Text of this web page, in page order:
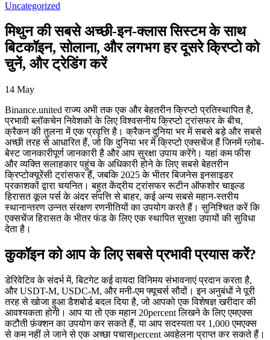
Uncategorized
मिथुन की सबसे अच्छी-इन-क्लास सिस्टम के साथ
बिटकॉइन, सोलाना, और लगभग हर दूसरे क्रिप्टो को
चुनें, और ट्रेडिंग करें
14 May
Binance.united राज्य अभी तक एक और बेहतरीन क्रिप्टो प्रतिस्थापित है,
प्रभावी ब्लॉकचेन निवेशकों के लिए विश्वसनीय क्रिप्टो ट्रांसफर के बीच,
क्रैकन की तुलना में एक प्रवृत्ति है। क्रैकन दुनिया भर में सबसे बड़े और सबसे
अच्छी तरह से आधारित हैं, जो कि दुनिया भर में क्रिप्टो एक्सचेंज हैं जिनमें ग्लोब-
बेस्ट जानकारीपूर्ण जानकारी है और आप सुरक्षा उपाय करेंगे। यहां कम फीस
और व्यक्ति सलाहकार पहुंच के अधिकारी होने के लिए सबसे बेहतरीन
क्रिप्टोक्यूरेंसी ट्रांसफर हैं, जबकि 2025 के भीतर बिजनेस इनसाइडर
प्रकाशकों द्वारा चयनित। बहुत केंद्रीय ट्रांसफर रूटीन ऑफशोर चाइल्ड
हिरासत कूल पर्स के अंदर संपत्ति से बाहर, कई अन्य सबसे महान-स्तरीय
स्थानान्तरण उन्नत संरक्षण रणनीतियों का उपयोग करते हैं। सुनिश्चित करें कि
एक्सचेंज हिरासत के भीतर फंड के लिए एक स्थापित सुरक्षा उपायों की सुविधा
देता है।
कुकॉइन को आप के लिए सबसे प्रभावी प्रयास करें?
डेरिवेटिव के संदर्भ में, बिटगेट कई वायदा विनिमय संभावनाएं प्रदान करता है,
और USDT-M, USDC-M, और मनी-एम फ्यूचर्स सौदों। इन अनुबंधों ने पूरी
तरह से खोजा हुआ डैशबोर्ड बदल दिया है, जो आपको एक विशेषज्ञ खरीदार की
आवश्यकता होगी। आप या तो एक महान 20percent लिखने के लिए एमएक्स
कटौती फ़ंक्शन का उपयोग कर सकते हैं, या आप सदस्यता पर 1,000 एमएक्स
से कम नहीं ले जाने से एक अच्छा पचासpercent अवहेलना प्राप्त कर सकते हैं।